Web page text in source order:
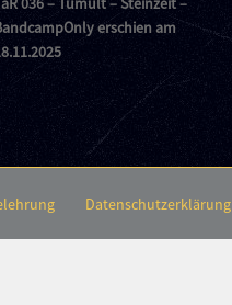
erschien am
Datenschutzerklärung